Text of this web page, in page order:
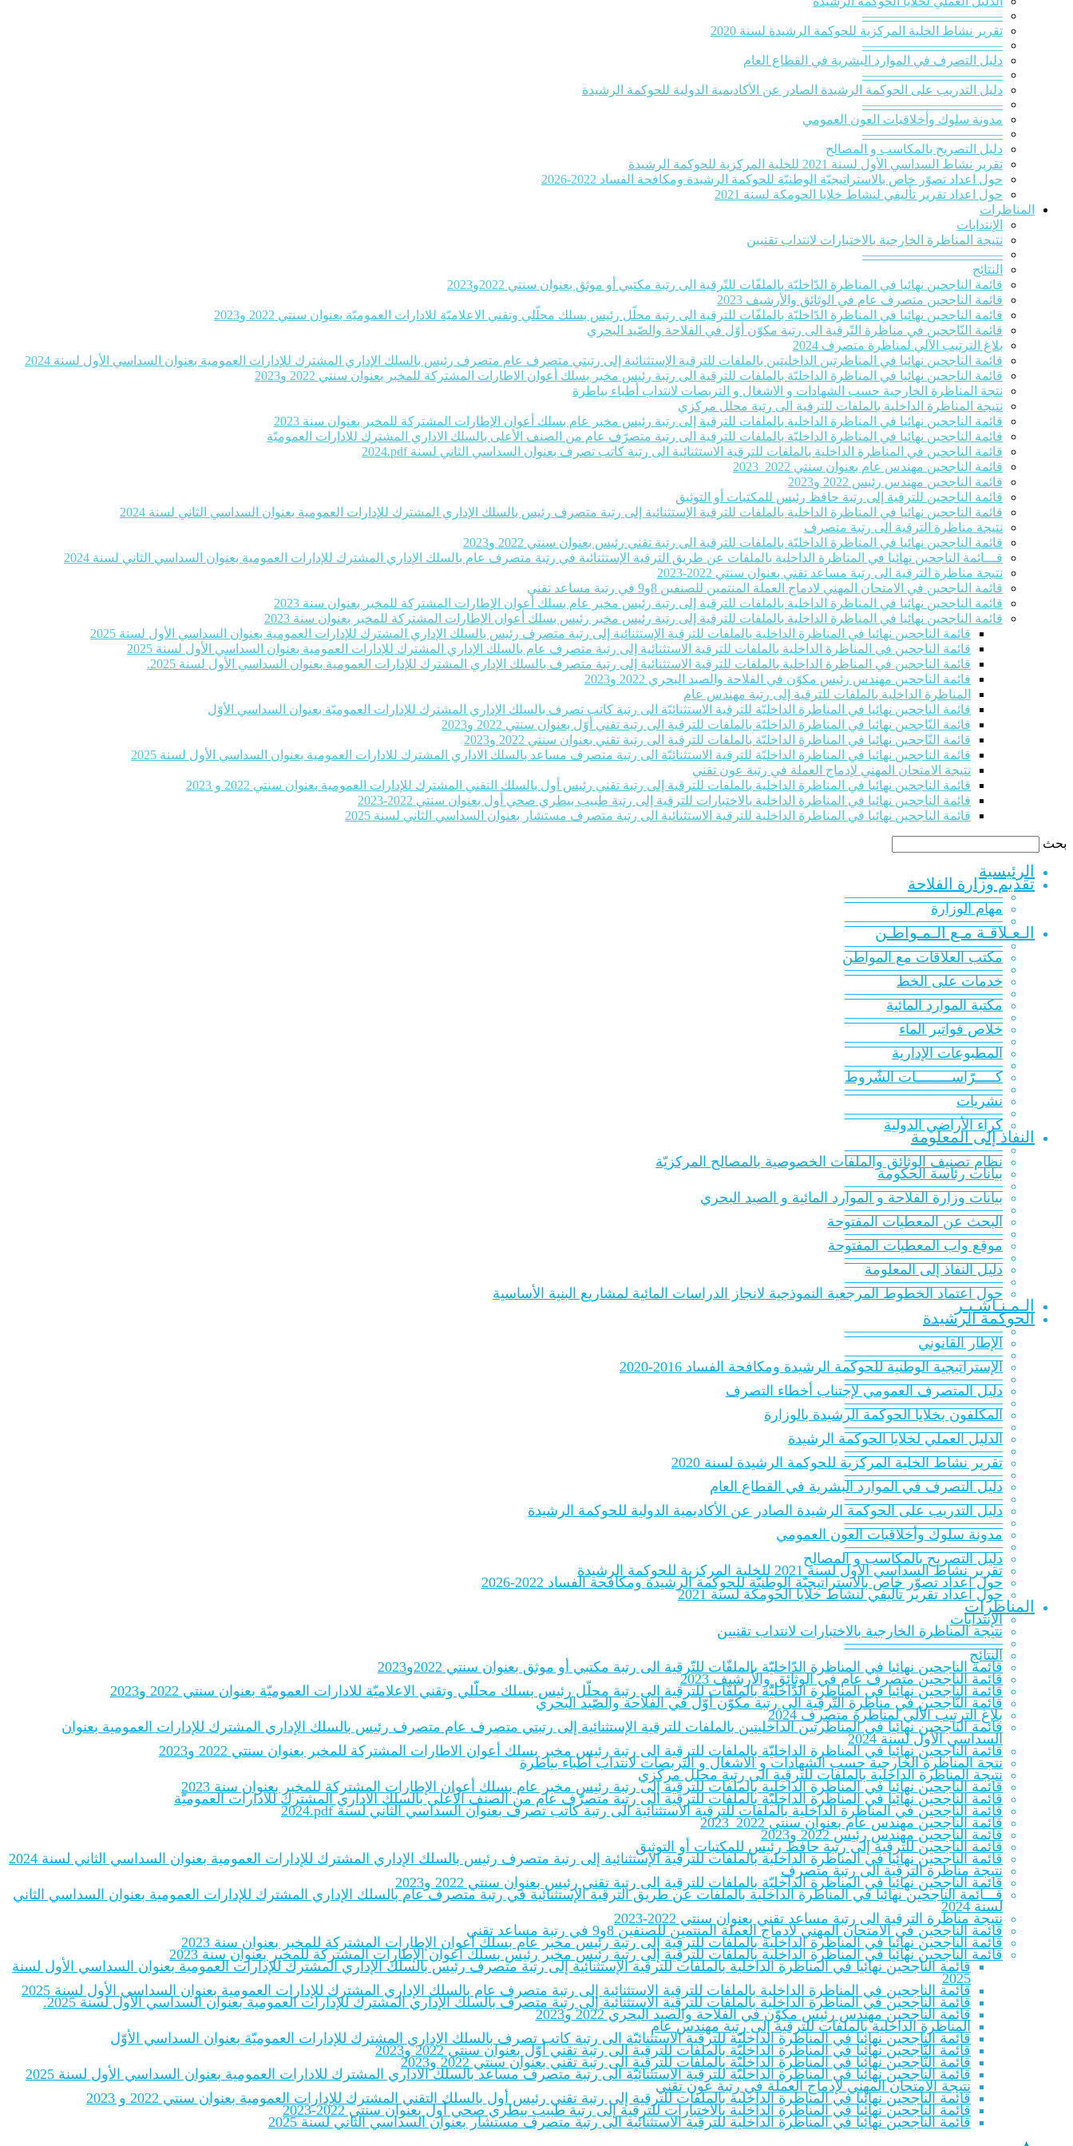
———————————
تقرير نشاط الخلية المركزية للحوكمة الرشيدة لسنة 2020‎
———————————
دليل التصرف في الموارد البشرية في القطاع العام
———————————
دليل التدريب على الحوكمة الرشيدة الصادر عن الأكاديمية الدولية للحوكمة الرشيدة
———————————
مدونة سلوك وأخلاقيات العون العمومي
———————————
دليل التصريح بالمكاسب و المصالح
تقرير نشاط السداسي الأول لسنة 2021 للخلية المركزية للحوكمة الرشيدة
حول اعداد تصوّر خاص بالاستراتيجيّة الوطنيّة للحوكمة الرشيدة ومكافحة الفساد 2022-2026
حول اعداد تقرير تأليفي لنشاط خلايا الحومكة لسنة 2021
المناظرات
الإنتدابات
نتيجة المناظرة الخارجية بالاختبارات لانتداب تقنيين
———————————
النتائج
قائمة الناجحين نهائيا في المناظرة الدّاخليّة بالملفّات للتّرقية الى رتبة مكتبي أو موثق بعنوان سنتي 2022و2023
قائمة الناجحين متصرف عام في الوثائق والأرشيف 2023
قائمة الناجحين نهائيا في المناظرة الدّاخليّة بالملفّات للترقية الى رتبة محلّل رئيس بسلك محلّلي وتقني الاعلاميّة للادارات العموميّة بعنوان سنتي 2022 و2023
قائمة النّاجحين في مناظرة التّرقية الى رتبة مكوّن أوّل في الفلاحة والصّيد البحري
بلاغ الترتيب الآلي لمناظرة متصرف 2024
قائمة الناجحين نهائيا في المناظرتين الداخليتين بالملفات للترقية الإستثنائية إلى رتبتي متصرف عام متصرف رئيس بالسلك الإداري المشترك للإدارات العمومية بعنوان السداسي الأول لسنة 2024
قائمة الناجحين نهائيا في المناظرة الداخليّة بالملفات للترقية الى رتبة رئيس مخبر بسلك أعوان الاطارات المشتركة للمخبر بعنوان سنتي 2022 و2023
نتجة المناظرة الخارجية حسب الشهادات و الاشغال و التربصات لانتداب أطباء بياطرة
نتيجة المناظرة الداخلية بالملفات للترقية الى رتبة محلل مركزي
قائمة الناجحين نهائيا في المناظرة الداخلية بالملفات للترقية إلى رتبة رئيس مخبر عام بسلك أعوان الإطارات المشتركة للمخبر بعنوان سنة 2023
قائمة الناجحين نهائيا في المناظرة الداخليّة بالملفات للترقية الى رتبة متصرّف عام من الصنف الأعلى بالسلك الاداري المشترك للادارات العموميّة
قائمة الناجحين في المناظرة الداخلية بالملفات للترقية الاستثنائية الى رتبة كاتب تصرف بعنوان السداسي الثاني لسنة 2024‎.pdf
قائمة الناجحين مهندس عام بعنوان سنتي 2022_2023
قائمة الناجحين مهندس رئيس 2022 و2023
قائمة الناجحين للترقية إلى رتبة حافظ رئيس للمكتبات أو التوثيق
قائمة الناجحين نهائيا في المناظرة الداخلية بالملفات للترقية الإستثنائية إلى رتبة متصرف رئيس بالسلك الإداري المشترك للإدارات العمومية بعنوان السداسي الثاني لسنة 2024
نتيجة مناظرة الترقية الى رتبة متصرف
قائمة الناجحين نهائيا في المناظرة الداخليّة بالملفات للترقية الى رتبة تقني رئيس بعنوان سنتي 2022 و2023
قـــائمة الناجحين نهائيا في المناظرة الداخلية بالملفات عن طريق الترقية الإستثنائية في رتبة متصرف عام بالسلك الإداري المشترك للإدارات العمومية بعنوان السداسي الثاني لسنة 2024
نتيجة مناظرة الترقية الى رتبة مساعد تقني بعنوان سنتي 2022-2023
قائمة الناجحين في الامتحان المهني لادماج العملة المنتمين للصنفين 8و9 في رتبة مساعد تقني
قائمة الناجحين نهائيا في المناظرة الداخلية بالملفات للترقية إلى رتبة رئيس مخبر عام بسلك أعوان الإطارات المشتركة للمخبر بعنوان سنة 2023
قائمة الناجحين نهائيا في المناظرة الداخلية بالملفات للترقية إلى رتبة رئيس مخبر رئيس بسلك أعوان الإطارات المشتركة للمخبر بعنوان سنة 2023
قائمة الناجحين نهائيا في المناظرة الداخلية بالملفات للترقية الإستثنائية إلى رتبة متصرف رئيس بالسلك الإداري المشترك للإدارات العمومية بعنوان السداسي الأول لسنة 2025
قائمة الناجحين في المناظرة الداخلية بالملفات للترقية الاستثنائية إلى رتبة متصرف عام بالسلك الإداري المشترك للإدارات العمومية بعنوان السداسي الأول لسنة 2025
قائمة الناجحين في المناظرة الداخلية بالملفات للترقية الاستثنائية إلى رتبة متصرف بالسلك الإداري المشترك للإدارات العمومية بعنوان السداسي الأول لسنة 2025.
قائمة الناجحين مهندس رئيس مكوّن في الفلاحة والصيد البحري 2022 و2023
المناظرة الداخلية بالملفات للترقية إلى رتبة مهندس عام
قائمة الناجحين نهائيا في المناظرة الداخليّة للترقية الاستثنائيّة الى رتبة كاتب تصرف بالسلك الإداري المشترك للإدارات العموميّة بعنوان السداسي الأوّل
قائمة النّاجحين نهائيا في المناظرة الداخليّة بالملفات للترقية الى رتبة تقني أوّل بعنوان سنتي 2022 و2023
قائمة النّاجحين نهائيا في المناظرة الداخليّة بالملفات للترقية الى رتبة تقني بعنوان سنتي 2022 و2023
قائمة الناجحين نهائيا في المناظرة الداخليّة للترقية الاستثنائيّة الى رتبة متصرف مساعد بالسلك الاداري المشترك للادارات العمومية بعنوان السداسي الأول لسنة 2025
نتيجة الامتحان المهني لإدماج العملة في رتبة عون تقني
قائمة الناجحين نهائيا في المناظرة الداخلية بالملفات للترقية إلى رتبة تقني رئيس أول بالسلك التقني المشترك للإدارات العمومية بعنوان سنتي 2022 و 2023
قائمة الناجحين نهائيا في المناظرة الداخلية بالاختبارات للترقية إلى رتبة طبيب بيطري صحي أول بعنوان سنتي 2022-2023‎
قائمة الناجحين نهائيا في المناظرة الداخلية للترقية الاستثنائية الى رتبة متصرف مستشار بعنوان السداسي الثاني لسنة 2025‎
بحث
الرئيسية
تقديم وزارة الفلاحة
———————————
مهام الوزارة
———————————
الـعـلاقـة مـع الـمـواطـن
———————————
مكتب العلاقات مع المواطن
———————————
خدمات على الخط
———————————
مكتبة الموارد المائية
———————————
خلاص فواتير الماء
———————————
المطبوعات الإدارية
———————————
كـــــرّاســـــــــات الشّروط
———————————
نشريات
———————————
كراء الأراضي الدولية
النفاذ إلى المعلومة
———————————
نظام تصنيف الوثائق والملفات الخصوصية بالمصالح المركزيّة
بيانات رئاسة الحكومة
———————————
بيانات وزارة الفلاحة و الموارد المائية و الصيد البحري
———————————
البحث عن المعطيات المفتوحة
———————————
موقع واب المعطيات المفتوحة
———————————
دليل النفاذ إلى المعلومة
———————————
حول اعتماد الخطوط المرجعية النموذجية لانجاز الدراسات المائية لمشاريع البنية الأساسية
الـمـنـاشـيـر
الحوكمة الرشيدة
———————————
الإطار القانوني
———————————
الإستراتيجية الوطنية للحوكمة الرشيدة ومكافحة الفساد 2016-2020
———————————
دليل المتصرف العمومي لإجتناب أخطاء التصرف
———————————
المكلفون بخلايا الحوكمة الرشيدة بالوزارة
———————————
الدلیل العملي لخلایا الحوكمة الرشيدة
———————————
تقرير نشاط الخلية المركزية للحوكمة الرشيدة لسنة 2020‎
———————————
دليل التصرف في الموارد البشرية في القطاع العام
———————————
دليل التدريب على الحوكمة الرشيدة الصادر عن الأكاديمية الدولية للحوكمة الرشيدة
———————————
مدونة سلوك وأخلاقيات العون العمومي
———————————
دليل التصريح بالمكاسب و المصالح
تقرير نشاط السداسي الأول لسنة 2021 للخلية المركزية للحوكمة الرشيدة
حول اعداد تصوّر خاص بالاستراتيجيّة الوطنيّة للحوكمة الرشيدة ومكافحة الفساد 2022-2026
حول اعداد تقرير تأليفي لنشاط خلايا الحومكة لسنة 2021
المناظرات
الإنتدابات
نتيجة المناظرة الخارجية بالاختبارات لانتداب تقنيين
———————————
النتائج
قائمة الناجحين نهائيا في المناظرة الدّاخليّة بالملفّات للتّرقية الى رتبة مكتبي أو موثق بعنوان سنتي 2022و2023
قائمة الناجحين متصرف عام في الوثائق والأرشيف 2023
قائمة الناجحين نهائيا في المناظرة الدّاخليّة بالملفّات للترقية الى رتبة محلّل رئيس بسلك محلّلي وتقني الاعلاميّة للادارات العموميّة بعنوان سنتي 2022 و2023
قائمة النّاجحين في مناظرة التّرقية الى رتبة مكوّن أوّل في الفلاحة والصّيد البحري
بلاغ الترتيب الآلي لمناظرة متصرف 2024
قائمة الناجحين نهائيا في المناظرتين الداخليتين بالملفات للترقية الإستثنائية إلى رتبتي متصرف عام متصرف رئيس بالسلك الإداري المشترك للإدارات العمومية بعنوان
السداسي الأول لسنة 2024
قائمة الناجحين نهائيا في المناظرة الداخليّة بالملفات للترقية الى رتبة رئيس مخبر بسلك أعوان الاطارات المشتركة للمخبر بعنوان سنتي 2022 و2023
نتجة المناظرة الخارجية حسب الشهادات و الاشغال و التربصات لانتداب أطباء بياطرة
نتيجة المناظرة الداخلية بالملفات للترقية الى رتبة محلل مركزي
قائمة الناجحين نهائيا في المناظرة الداخلية بالملفات للترقية إلى رتبة رئيس مخبر عام بسلك أعوان الإطارات المشتركة للمخبر بعنوان سنة 2023
قائمة الناجحين نهائيا في المناظرة الداخليّة بالملفات للترقية الى رتبة متصرّف عام من الصنف الأعلى بالسلك الاداري المشترك للادارات العموميّة
قائمة الناجحين في المناظرة الداخلية بالملفات للترقية الاستثنائية الى رتبة كاتب تصرف بعنوان السداسي الثاني لسنة 2024‎.pdf
قائمة الناجحين مهندس عام بعنوان سنتي 2022_2023
قائمة الناجحين مهندس رئيس 2022 و2023
قائمة الناجحين للترقية إلى رتبة حافظ رئيس للمكتبات أو التوثيق
قائمة الناجحين نهائيا في المناظرة الداخلية بالملفات للترقية الإستثنائية إلى رتبة متصرف رئيس بالسلك الإداري المشترك للإدارات العمومية بعنوان السداسي الثاني لسنة 2024
نتيجة مناظرة الترقية الى رتبة متصرف
قائمة الناجحين نهائيا في المناظرة الداخليّة بالملفات للترقية الى رتبة تقني رئيس بعنوان سنتي 2022 و2023
قـــائمة الناجحين نهائيا في المناظرة الداخلية بالملفات عن طريق الترقية الإستثنائية في رتبة متصرف عام بالسلك الإداري المشترك للإدارات العمومية بعنوان السداسي الثاني
لسنة 2024
نتيجة مناظرة الترقية الى رتبة مساعد تقني بعنوان سنتي 2022-2023
قائمة الناجحين في الامتحان المهني لادماج العملة المنتمين للصنفين 8و9 في رتبة مساعد تقني
قائمة الناجحين نهائيا في المناظرة الداخلية بالملفات للترقية إلى رتبة رئيس مخبر عام بسلك أعوان الإطارات المشتركة للمخبر بعنوان سنة 2023
قائمة الناجحين نهائيا في المناظرة الداخلية بالملفات للترقية إلى رتبة رئيس مخبر رئيس بسلك أعوان الإطارات المشتركة للمخبر بعنوان سنة 2023
قائمة الناجحين نهائيا في المناظرة الداخلية بالملفات للترقية الإستثنائية إلى رتبة متصرف رئيس بالسلك الإداري المشترك للإدارات العمومية بعنوان السداسي الأول لسنة
2025
قائمة الناجحين في المناظرة الداخلية بالملفات للترقية الاستثنائية إلى رتبة متصرف عام بالسلك الإداري المشترك للإدارات العمومية بعنوان السداسي الأول لسنة 2025
قائمة الناجحين في المناظرة الداخلية بالملفات للترقية الاستثنائية إلى رتبة متصرف بالسلك الإداري المشترك للإدارات العمومية بعنوان السداسي الأول لسنة 2025.
قائمة الناجحين مهندس رئيس مكوّن في الفلاحة والصيد البحري 2022 و2023
المناظرة الداخلية بالملفات للترقية إلى رتبة مهندس عام
قائمة الناجحين نهائيا في المناظرة الداخليّة للترقية الاستثنائيّة الى رتبة كاتب تصرف بالسلك الإداري المشترك للإدارات العموميّة بعنوان السداسي الأوّل
قائمة النّاجحين نهائيا في المناظرة الداخليّة بالملفات للترقية الى رتبة تقني أوّل بعنوان سنتي 2022 و2023
قائمة النّاجحين نهائيا في المناظرة الداخليّة بالملفات للترقية الى رتبة تقني بعنوان سنتي 2022 و2023
قائمة الناجحين نهائيا في المناظرة الداخليّة للترقية الاستثنائيّة الى رتبة متصرف مساعد بالسلك الاداري المشترك للادارات العمومية بعنوان السداسي الأول لسنة 2025
نتيجة الامتحان المهني لإدماج العملة في رتبة عون تقني
قائمة الناجحين نهائيا في المناظرة الداخلية بالملفات للترقية إلى رتبة تقني رئيس أول بالسلك التقني المشترك للإدارات العمومية بعنوان سنتي 2022 و 2023
قائمة الناجحين نهائيا في المناظرة الداخلية بالاختبارات للترقية إلى رتبة طبيب بيطري صحي أول بعنوان سنتي 2022-2023‎
قائمة الناجحين نهائيا في المناظرة الداخلية للترقية الاستثنائية الى رتبة متصرف مستشار بعنوان السداسي الثاني لسنة 2025‎